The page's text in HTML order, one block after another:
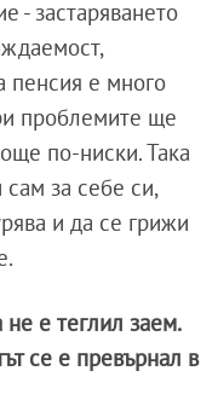
- застаряването
пенсия е много
проблемите ще
по-ниски. Така
за себе си,
и да се грижи
е теглил заем.
се е превърнал в